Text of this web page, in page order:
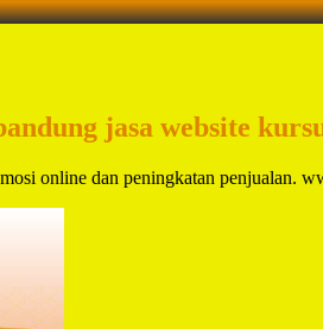
jasa website
online dan peningkatan penjualan.